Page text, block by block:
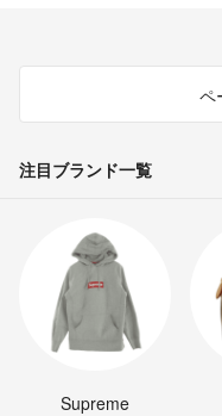
ペ
注目ブランド一覧
Supreme